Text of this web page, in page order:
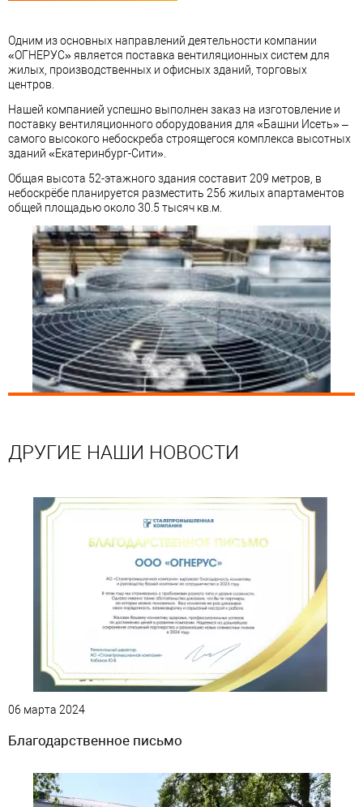
Одним из основных направлений деятельности компании
«ОГНЕРУС» является поставка вентиляционных систем для
жилых, производственных и офисных зданий, торговых
центров.
Нашей компанией успешно выполнен заказ на изготовление и
поставку вентиляционного оборудования для «Башни Исеть» –
самого высокого небоскреба строящегося комплекса высотных
зданий «Екатеринбург-Сити».
Общая высота 52-этажного здания составит 209 метров, в
небоскрёбе планируется разместить 256 жилых апартаментов
общей площадью около 30.5 тысяч кв.м.
ДРУГИЕ НАШИ НОВОСТИ
06 марта 2024
Благодарственное письмо